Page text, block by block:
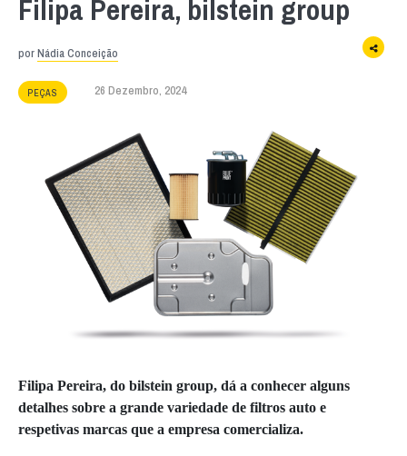
Filipa Pereira, bilstein group
porNádia Conceição
PEÇAS 26 Dezembro, 2024
Filipa Pereira, do bilstein group, dá a conhecer alguns
detalhes sobre a grande variedade de filtros auto e
respetivas marcas que a empresa comercializa.